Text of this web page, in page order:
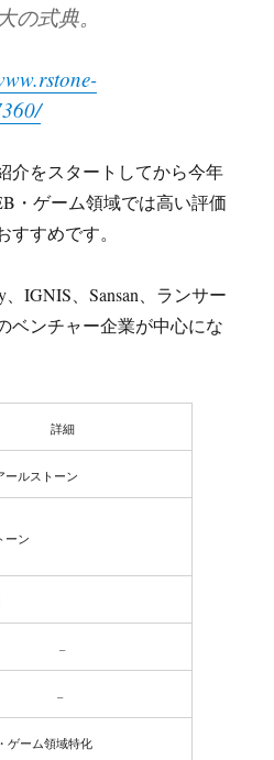
の式典。
介をスタートしてから今年
・ゲーム領域では高い評価
すめです。
IGNIS、Sansan、ランサー
ベンチャー企業が中心にな
詳細
ールストーン
ーン
–
–
ゲーム領域特化